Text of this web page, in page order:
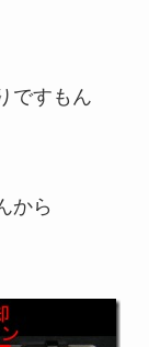
ですもん
から